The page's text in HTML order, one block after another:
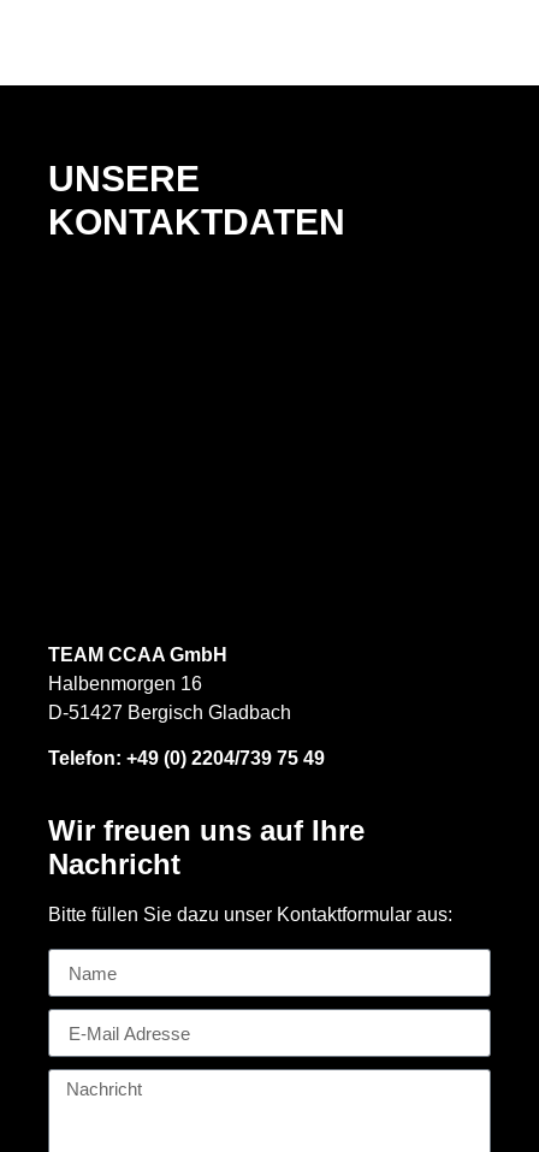
UNSERE
KONTAKTDATEN
TEAM CCAA GmbH
Halbenmorgen 16
D-51427 Bergisch Gladbach
Telefon: +49 (0) 2204/739 75 49
Wir freuen uns auf Ihre
Nachricht
Bitte füllen Sie dazu unser Kontaktformular aus: